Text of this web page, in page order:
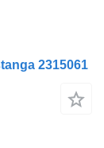
2315061